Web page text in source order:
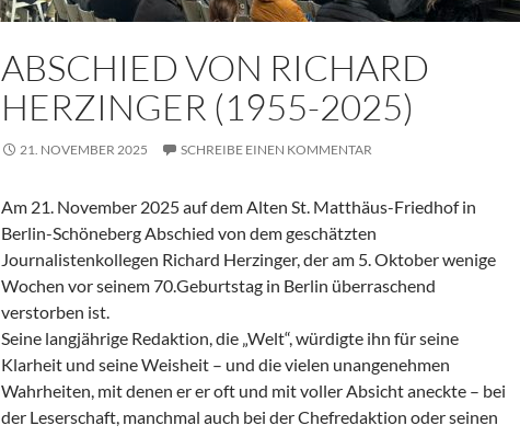
ABSCHIED VON RICHARD
HERZINGER (1955-2025)
21. NOVEMBER 2025 SCHREIBE EINEN KOMMENTAR
Am 21. November 2025 auf dem Alten St. Matthäus-Friedhof in
Berlin-Schöneberg Abschied von dem geschätzten
Journalistenkollegen Richard Herzinger, der am 5. Oktober wenige
Wochen vor seinem 70.Geburtstag in Berlin überraschend
verstorben ist.
Seine langjährige Redaktion, die „Welt“, würdigte ihn für seine
Klarheit und seine Weisheit – und die vielen unangenehmen
Wahrheiten, mit denen er er oft und mit voller Absicht aneckte – bei
der Leserschaft, manchmal auch bei der Chefredaktion oder seinen